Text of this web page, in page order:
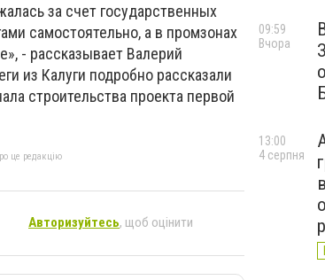
за счет государственных
самостоятельно, а в промзонах
- рассказывает Валерий
из Калуги подробно рассказали
строительства проекта первой
це редакцію
Авторизуйтесь, щоб оцінити
09:59
Вчора
13:00
4 серпня